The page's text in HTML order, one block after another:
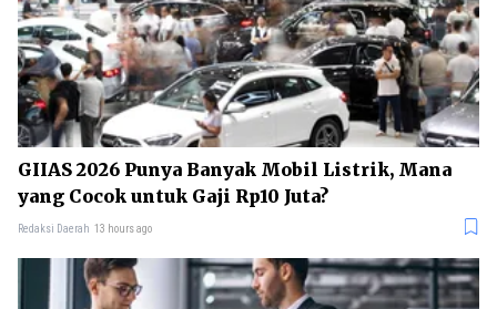
GIIAS 2026 Punya Banyak Mobil Listrik, Mana
yang Cocok untuk Gaji Rp10 Juta?
Redaksi Daerah 13 hours ago